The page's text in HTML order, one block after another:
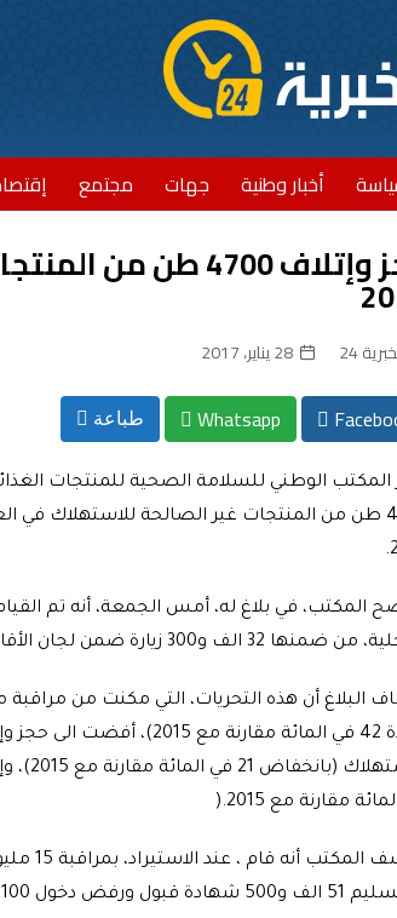
أخبار وطنية جهات مجتمع
حجز وإتلاف 4700
24 28 يناير، 2017
Whatsapp طباعة
32 الف و300 زيارة ضمن لجان الأقاليم والعمالات
مقارنة مع 2015
).